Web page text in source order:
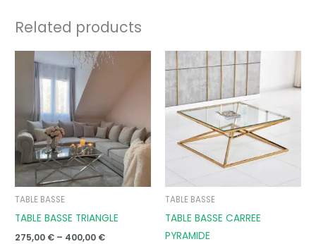
Related products
TABLE BASSE
TABLE BASSE TRIANGLE
275,00 € – 400,00 €
Price
range:
TABLE BASSE
TABLE BASSE CARREE
PYRAMIDE
range:
through
597,00 €